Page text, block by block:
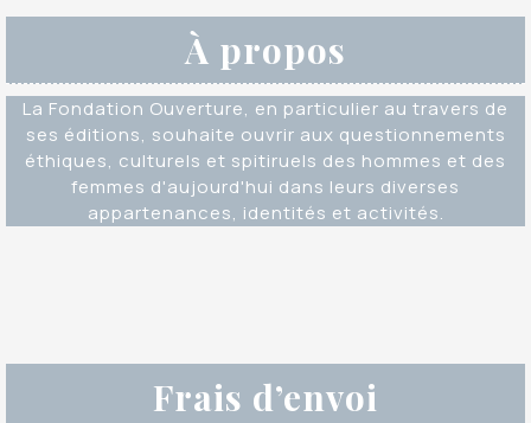
À propos
La Fondation Ouverture, en particulier au travers de
ses éditions, souhaite ouvrir aux questionnements
éthiques, culturels et spitiruels des hommes et des
femmes d'aujourd'hui dans leurs diverses
appartenances, identités et activités.
Frais d’envoi